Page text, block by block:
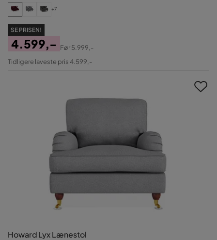
+7
SE PRISEN!
Pris
4.599,-
Original
Før5.999,-
Tidligere laveste pris 4.599,-
Howard Lyx Lænestol